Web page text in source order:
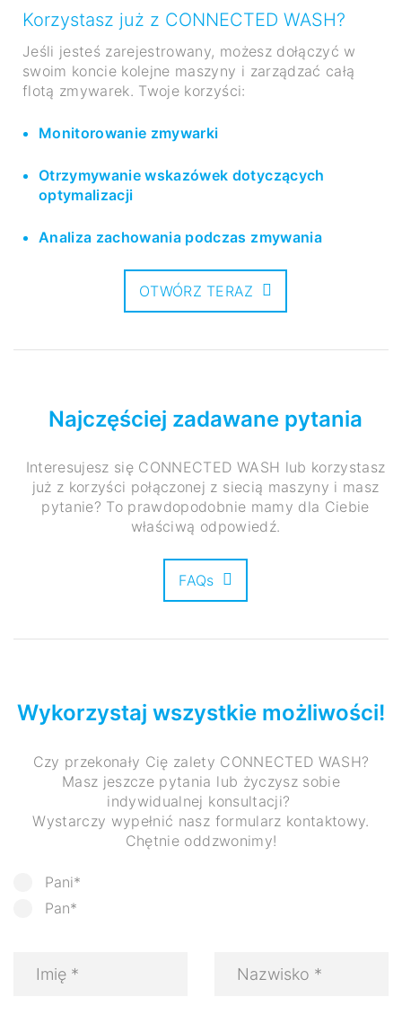
Korzystasz już z CONNECTED WASH?
Jeśli jesteś zarejestrowany, możesz dołączyć w
swoim koncie kolejne maszyny i zarządzać całą
flotą zmywarek. Twoje korzyści:
Monitorowanie zmywarki
Otrzymywanie wskazówek dotyczących
optymalizacji
Analiza zachowania podczas zmywania
OTWÓRZ TERAZ
Najczęściej zadawane pytania
Interesujesz się CONNECTED WASH lub korzystasz
już z korzyści połączonej z siecią maszyny i masz
pytanie? To prawdopodobnie mamy dla Ciebie
właściwą odpowiedź.
FAQs
Wykorzystaj wszystkie możliwości!
Czy przekonały Cię zalety CONNECTED WASH?
Masz jeszcze pytania lub życzysz sobie
indywidualnej konsultacji?
Wystarczy wypełnić nasz formularz kontaktowy.
Chętnie oddzwonimy!
Pani*
Pan*